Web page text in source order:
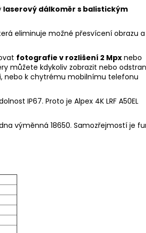
laserový dálkoměr s balistickým
eliminuje možné přesvícení obrazu a
fotografie v rozlišení 2 Mpx nebo
můžete kdykoliv zobrazit nebo
nebo k chytrému mobilnímu telefonu
IP67. Proto je Alpex 4K LRF A50EL
výměnná 18650. Samozřejmostí je